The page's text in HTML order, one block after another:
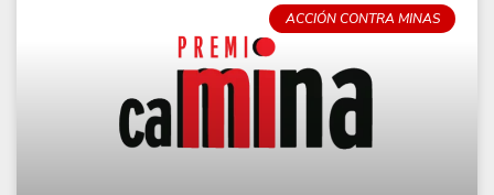
ACCIÓN CONTRA MINAS